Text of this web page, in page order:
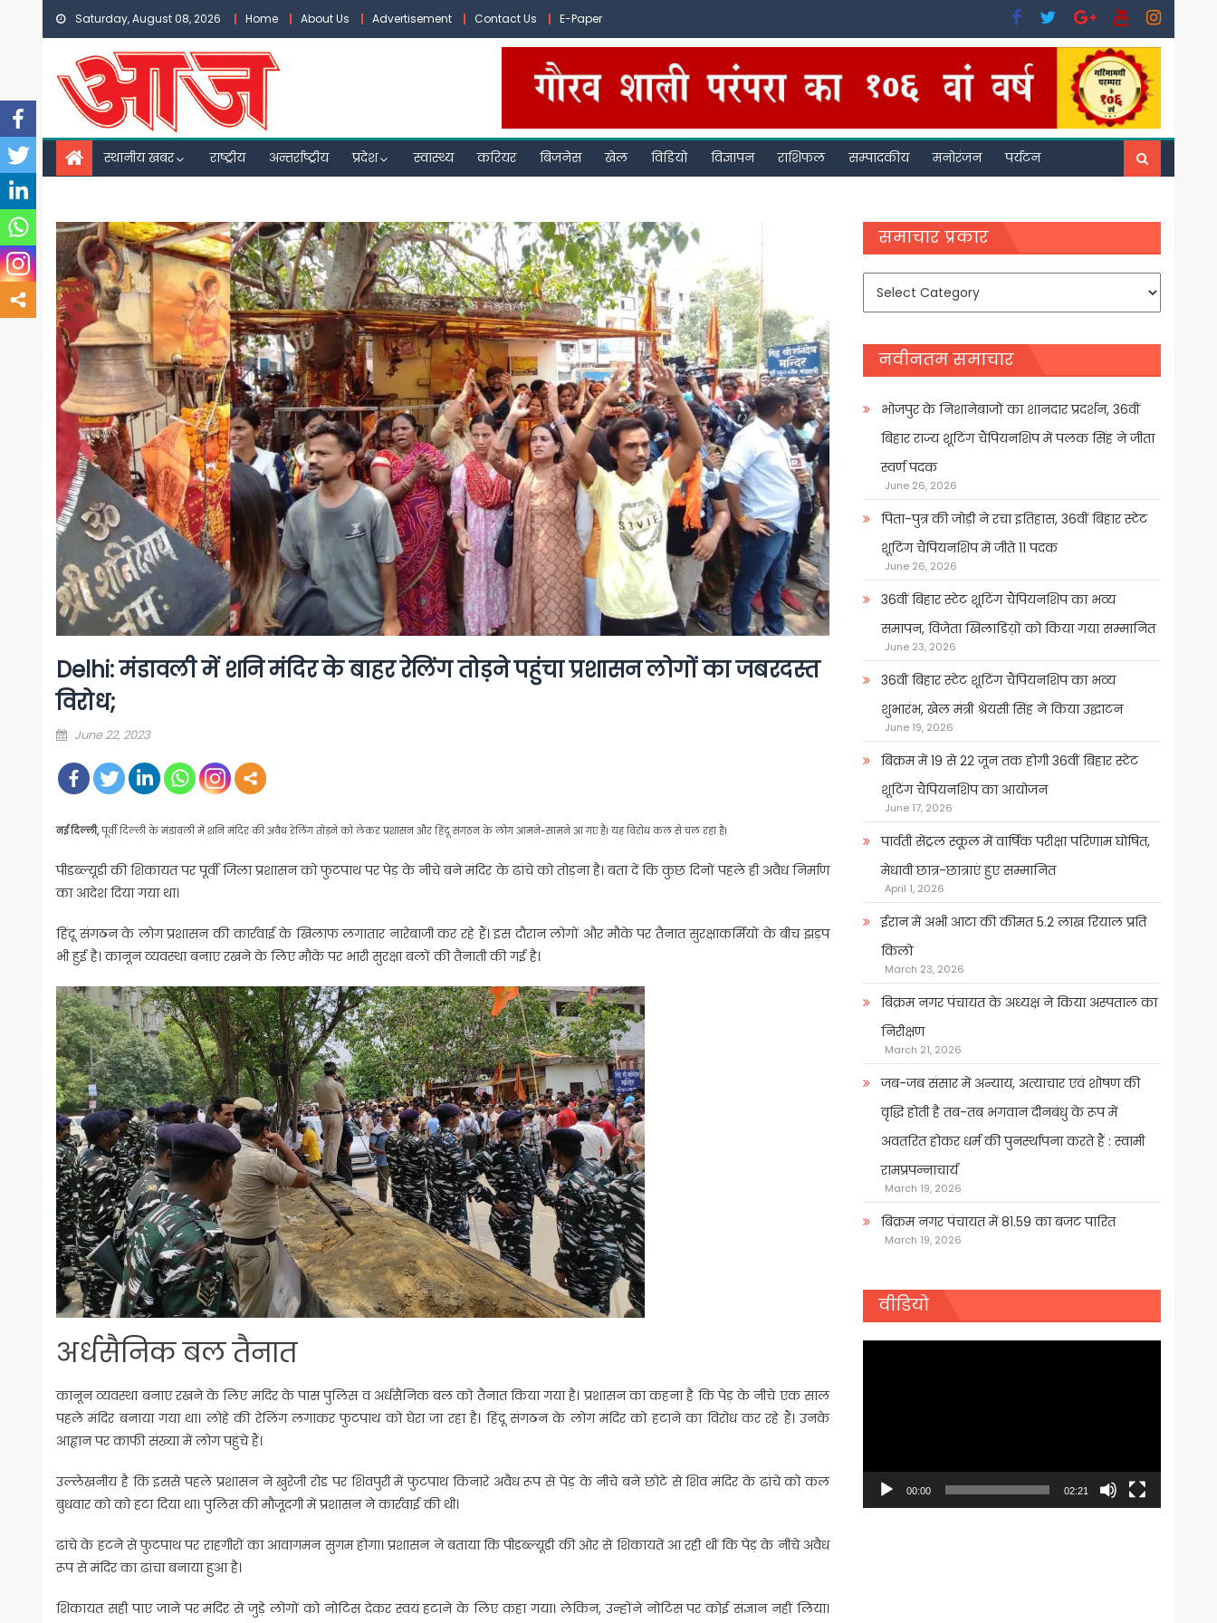
Skip
content
Saturday, August 08, 2026 Home About Us Advertisement Contact Us E-Paper
स्थानीय खबर राष्ट्रीय अन्तर्राष्ट्रीय प्रदेश स्वास्थ्य करियर बिजनेस खेल विडियो विज्ञापन राशिफल सम्पादकीय मनोरंजन पर्यटन
Delhi: मंडावली में शनि मंदिर के बाहर रेलिंग तोड़ने पहुंचा प्रशासन लोगों का जबरदस्त
विरोध;
Posted
June 22, 2023
नई दिल्ली, पूर्वी दिल्ली के मंडावली में शनि मंदिर की अवैध रेलिंग तोड़ने को लेकर प्रशासन और हिंदू संगठन के लोग आमने-सामने आ गए हैं। यह विरोध कल से चल रहा है।
पीडब्ल्यूडी की शिकायत पर पूर्वी जिला प्रशासन को फुटपाथ पर पेड़ के नीचे बने मंदिर के ढांचे को तोड़ना है। बता दें कि कुछ दिनों पहले ही अवैध निर्माण
का आदेश दिया गया था।
हिंदू संगठन के लोग प्रशासन की कार्रवाई के खिलाफ लगातार नारेबाजी कर रहे हैं। इस दौरान लोगों और मौके पर तैनात सुरक्षाकर्मियों के बीच झड़प
भी हुई है। कानून व्यवस्था बनाए रखने के लिए मौके पर भारी सुरक्षा बलों की तैनाती की गई है।
अर्धसैनिक बल तैनात
कानून व्यवस्था बनाए रखने के लिए मंदिर के पास पुलिस व अर्धसैनिक बल को तैनात किया गया है। प्रशासन का कहना है कि पेड़ के नीचे एक साल
पहले मंदिर बनाया गया था। लोहे की रेलिंग लगाकर फुटपाथ को घेरा जा रहा है। हिंदू संगठन के लोग मंदिर को हटाने का विरोध कर रहे हैं। उनके
आह्वान पर काफी संख्या में लोग पहुंचे हैं।
उल्लेखनीय है कि इससे पहले प्रशासन ने खुरेजी रोड पर शिवपुरी में फुटपाथ किनारे अवैध रूप से पेड़ के नीचे बने छोटे से शिव मंदिर के ढांचे को कल
बुधवार को को हटा दिया था। पुलिस की मौजूदगी में प्रशासन ने कार्रवाई की थी।
ढांचे के हटने से फुटपाथ पर राहगीरों का आवागमन सुगम होगा। प्रशासन ने बताया कि पीडब्ल्यूडी की ओर से शिकायतें आ रही थीं कि पेड़ के नीचे अवैध
रूप से मंदिर का ढांचा बनाया हुआ है।
शिकायत सही पाए जाने पर मंदिर से जुड़े लोगों को नोटिस देकर स्वयं हटाने के लिए कहा गया। लेकिन, उन्होंने नोटिस पर कोई संज्ञान नहीं लिया।
समाचार प्रकार
समाचार
नवीनतम समाचार
भोजपुर के निशानेबाजों का शानदार प्रदर्शन, 36वीं
बिहार राज्य शूटिंग चैंपियनशिप में पलक सिंह ने जीता
स्वर्ण पदक
June 26, 2026
पिता-पुत्र की जोड़ी ने रचा इतिहास, 36वीं बिहार स्टेट
शूटिंग चैंपियनशिप में जीते 11 पदक
June 26, 2026
36वीं बिहार स्टेट शूटिंग चैंपियनशिप का भव्य
समापन, विजेता खिलाडिय़ों को किया गया सम्मानित
June 23, 2026
36वीं बिहार स्टेट शूटिंग चैंपियनशिप का भव्य
शुभारंभ, खेल मंत्री श्रेयसी सिंह ने किया उद्घाटन
June 19, 2026
बिक्रम में 19 से 22 जून तक होगी 36वीं बिहार स्टेट
शूटिंग चैंपियनशिप का आयोजन
June 17, 2026
पार्वती सेंट्रल स्कूल में वार्षिक परीक्षा परिणाम घोषित,
मेधावी छात्र-छात्राएं हुए सम्मानित
April 1, 2026
ईरान में अभी आटा की कीमत 5.2 लाख रियाल प्रति
किलो
March 23, 2026
बिक्रम नगर पंचायत के अध्यक्ष ने किया अस्पताल का
निरीक्षण
March 21, 2026
जब-जब संसार में अन्याय, अत्याचार एवं शोषण की
वृद्धि होती है तब-तब भगवान दीनबंधु के रूप में
अवतरित होकर धर्म की पुनर्स्थापना करते हैं : स्वामी
रामप्रपन्नाचार्य
March 19, 2026
बिक्रम नगर पंचायत में 81.59 का बजट पारित
March 19, 2026
वीडियो
00:00 02:21